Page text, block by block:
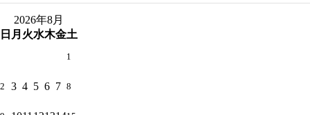
2026年8月
日 月 火水木金土
1
2 3 4 5 6 7 8